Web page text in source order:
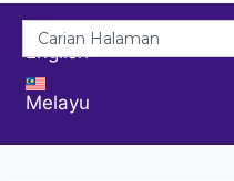
English
Melayu